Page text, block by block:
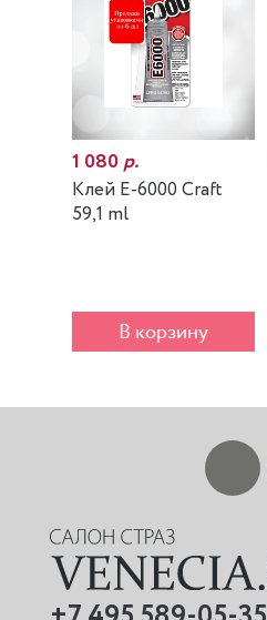
1 080р.
Клей E-6000 Craft
59,1 ml
В корзину